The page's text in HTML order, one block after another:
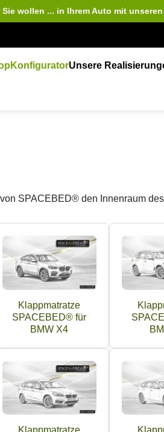
wollen ... in Ihrem Auto mit
KonfiguratorUnsere
SPACEBED® den Innenraum
Klappmatratze
SPACEBED® für
BMW X4